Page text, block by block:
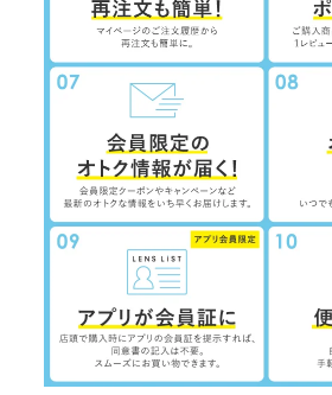
情報通信端末の機体識別に関する情報、情報通
トへの接続に関する情報、位置情報、リファラ
たURL及び閲覧した日時に関するタイムスタン
情報、お客様の端末ごとに割り振られる広告識
■共同して利用する者の範囲
株式会社Lcode
株式会社El Dorado
■共同して利用する者の利用目的
お客様に対するサービスの提供等、契約の履行
各種問合わせ、アフターサービス対応のため
不正行為等の防止及び対応のため
サービス又は企画に関する連絡のため
サービスの勧誘、メールマガジン及びダイレク
ィングのため
アンケートの実施のため
マーケティングデータの調査及び分析のため
新たなサービスや商品等の開発のため
労務管理のため
取引先情報の管理のため
■個人情報の管理について責任を有する者の名称、住